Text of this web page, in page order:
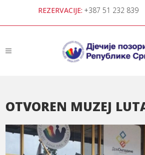
REZERVACIJE: +387 51 232 839
OTVOREN MUZEJ